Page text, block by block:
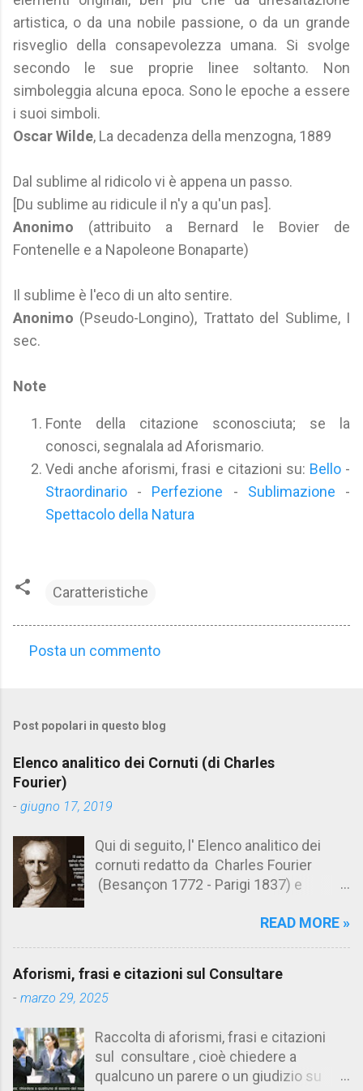
artistica, o da una nobile passione, o da un grande
risveglio della consapevolezza umana. Si svolge
secondo le sue proprie linee soltanto. Non
simboleggia alcuna epoca. Sono le epoche a essere
i suoi simboli.
Oscar Wilde, La decadenza della menzogna, 1889
Dal sublime al ridicolo vi è appena un passo.
[Du sublime au ridicule il n'y a qu'un pas].
Anonimo (attribuito a Bernard le Bovier de
Fontenelle e a Napoleone Bonaparte)
Il sublime è l'eco di un alto sentire.
Anonimo (Pseudo-Longino), Trattato del Sublime, I
sec.
Note
Fonte della citazione sconosciuta; se la
conosci, segnalala ad Aforismario.
Vedi anche aforismi, frasi e citazioni su: Bello-
Straordinario - Perfezione - Sublimazione -
Spettacolo della Natura
Caratteristiche
m
e
n
t
Posta un commento
Post popolari in questo blog
Elenco analitico dei Cornuti (di Charles
Fourier)
- giugno 17, 2019
Qui di seguito, l' Elenco analitico dei
cornuti redatto da Charles Fourier
(Besançon 1772 - Parigi 1837) e
Aforismario trovi anche una raccolta di
cornuto pretenzioso: colui che ritiene
sua moglie tanto fortunata, per averlo
ammettere l'idea del tradimento. Ciò lo
rende un marito assai comodo.
(Charles Fourier) Elenco analitico dei
READ MORE »
Aforismi, frasi e citazioni sul Consultare
- marzo 29, 2025
Raccolta di aforismi, frasi e citazioni
sul consultare , cioè chiedere a
qualcuno un parere o un giudizio su